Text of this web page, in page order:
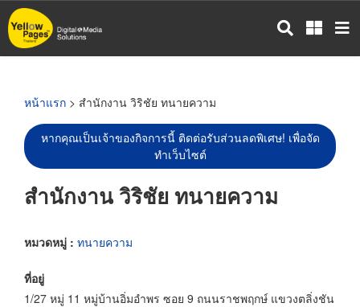
ข้าม
ไป
หน้าแรก > สำนักงาน วิริชัย ทนายความ
หากคุณเป็นเจ้าของกิจการนี้ ติดต่อรับส่วนลดพิเศษ! เพื่อจัด
ทำเว็บไซต์
สำนักงาน วิริชัย ทนายความ
หมวดหมู่ : ทนายความ
ที่อยู่
1/27 หมู่ 11 หมู่บ้านอิ่มอำพร ซอย 9 ถนนราชพฤกษ์ แขวงตลิ่งชัน